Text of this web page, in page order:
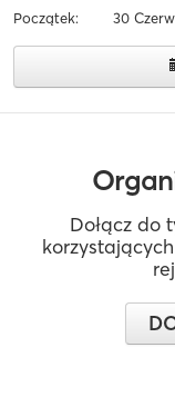
Początek: 30
Dołącz do